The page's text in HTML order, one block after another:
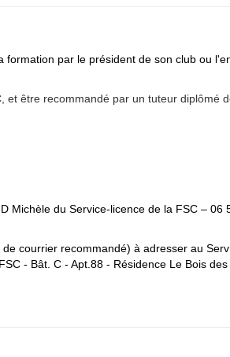
formation par le président de son club ou
être recommandé par un tuteur diplômé
Michèle du Service-licence de la FSC – 06
courrier recommandé) à adresser au
- Bât. C - Apt.88 - Résidence Le Bois